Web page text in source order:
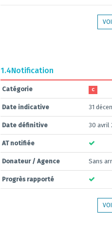
1.4Notification
Catégorie C
Date indicative 31
Date définitive 30 avril
AT notifiée
Donateur / Agence Sans
Progrès rapporté